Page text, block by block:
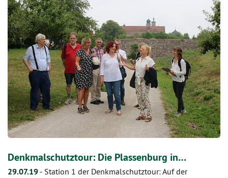
Denkmalschutztour: Die Plassenburg in…
29.07.19 - Station 1 der Denkmalschutztour: Auf der